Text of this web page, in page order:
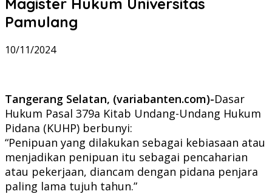
Pamulang
10/11/2024
Tangerang Selatan, (variabanten.com)-Dasar
Hukum Pasal 379a Kitab Undang-Undang Hukum
Pidana (KUHP) berbunyi:
“Penipuan yang dilakukan sebagai kebiasaan atau
menjadikan penipuan itu sebagai pencaharian
atau pekerjaan, diancam dengan pidana penjara
paling lama tujuh tahun.”